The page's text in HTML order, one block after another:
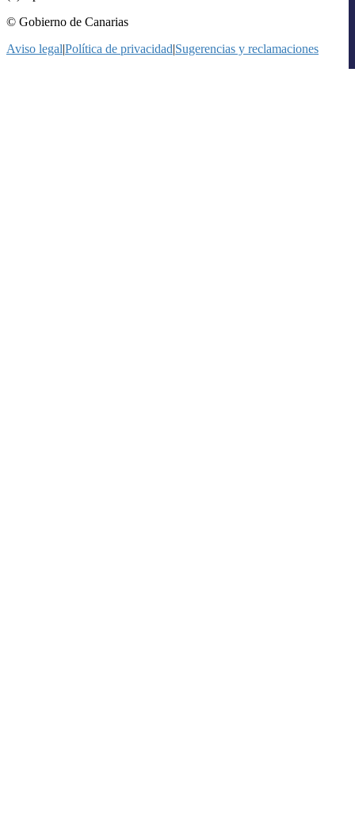
© Gobierno de Canarias
Aviso legal|Política de privacidad|Sugerencias y reclamaciones